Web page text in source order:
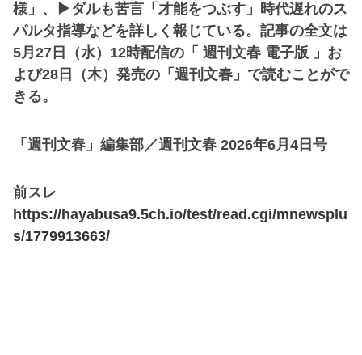
様」、▶︎ダルも苦言「才能をつぶす」時代遅れのス
パルタ指導などを詳しく報じている。記事の全文は
5月27日（水）12時配信の「 週刊文春 電子版 」お
よび28日（木）発売の「週刊文春」で読むことがで
きる。
「週刊文春」編集部／週刊文春 2026年6月4日号
前スレ
https://hayabusa9.5ch.io/test/read.cgi/mnewsplu
s/1779913663/